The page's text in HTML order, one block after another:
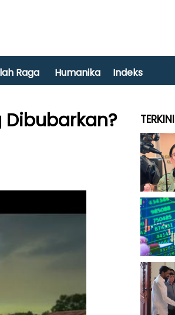
Raga Humanika Indeks
Dibubarkan?
TERKINI